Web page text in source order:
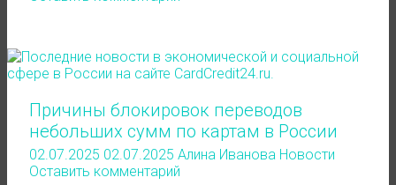
Причины блокировок переводов
небольших сумм по картам в России
02.07.2025 02.07.2025 Алина Иванова Новости
Оставить комментарий